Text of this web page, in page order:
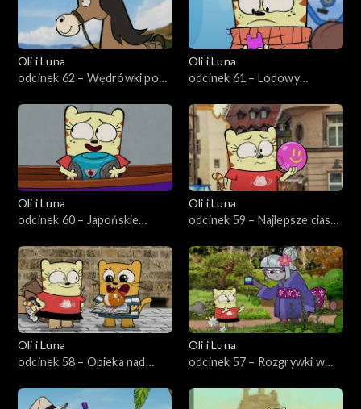
Oli i Luna
odcinek 62 – Wędrówki po
Oli i Luna
odcinek 61 – Lodowy
Oli i Luna
odcinek 60 – Japońskie
Oli i Luna
odcinek 59 – Najlepsze ciasto
Oli i Luna
odcinek 58 – Opieka nad
Oli i Luna
odcinek 57 – Rozgrywki w